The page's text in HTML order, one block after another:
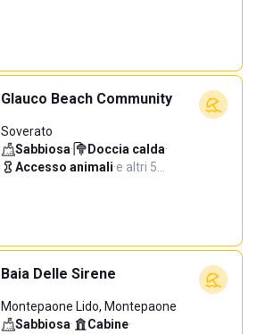
Glauco Beach Community
Soverato
Sabbiosa· Doccia calda·
Accesso animali·e altri 5…
Baia Delle Sirene
Montepaone Lido, Montepaone
Sabbiosa· Cabine·